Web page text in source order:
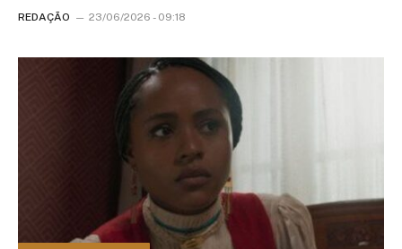
REDAÇÃO 23/06/2026 - 09:18